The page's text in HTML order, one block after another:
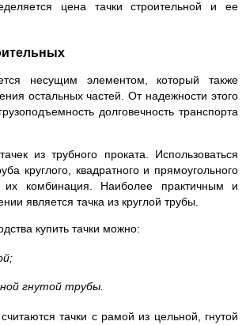
цена тачки строительной и ее
несущим элементом, который также
остальных частей. От надежности этого
долговечность транспорта
из трубного проката. Использоваться
круглого, квадратного и прямоугольного
комбинация. Наиболее практичным и
является тачка из круглой трубы.
купить тачки можно:
гнутой трубы.
тачки с рамой из цельной, гнутой